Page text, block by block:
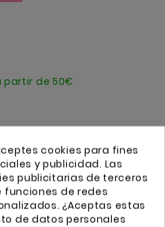
partir de 50€
cookies para fines
y publicidad. Las
publicitarias de terceros
de redes
¿Aceptas estas
de datos personales